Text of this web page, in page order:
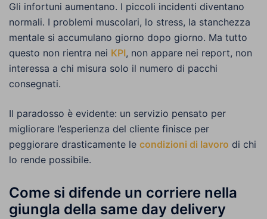
Gli infortuni aumentano. I piccoli incidenti diventano
normali. I problemi muscolari, lo stress, la stanchezza
mentale si accumulano giorno dopo giorno. Ma tutto
questo non rientra nei KPI, non appare nei report, non
interessa a chi misura solo il numero di pacchi
consegnati.
Il paradosso è evidente: un servizio pensato per
migliorare l’esperienza del cliente finisce per
peggiorare drasticamente le condizioni di lavoro di chi
lo rende possibile.
Come si difende un corriere nella
giungla della same day delivery